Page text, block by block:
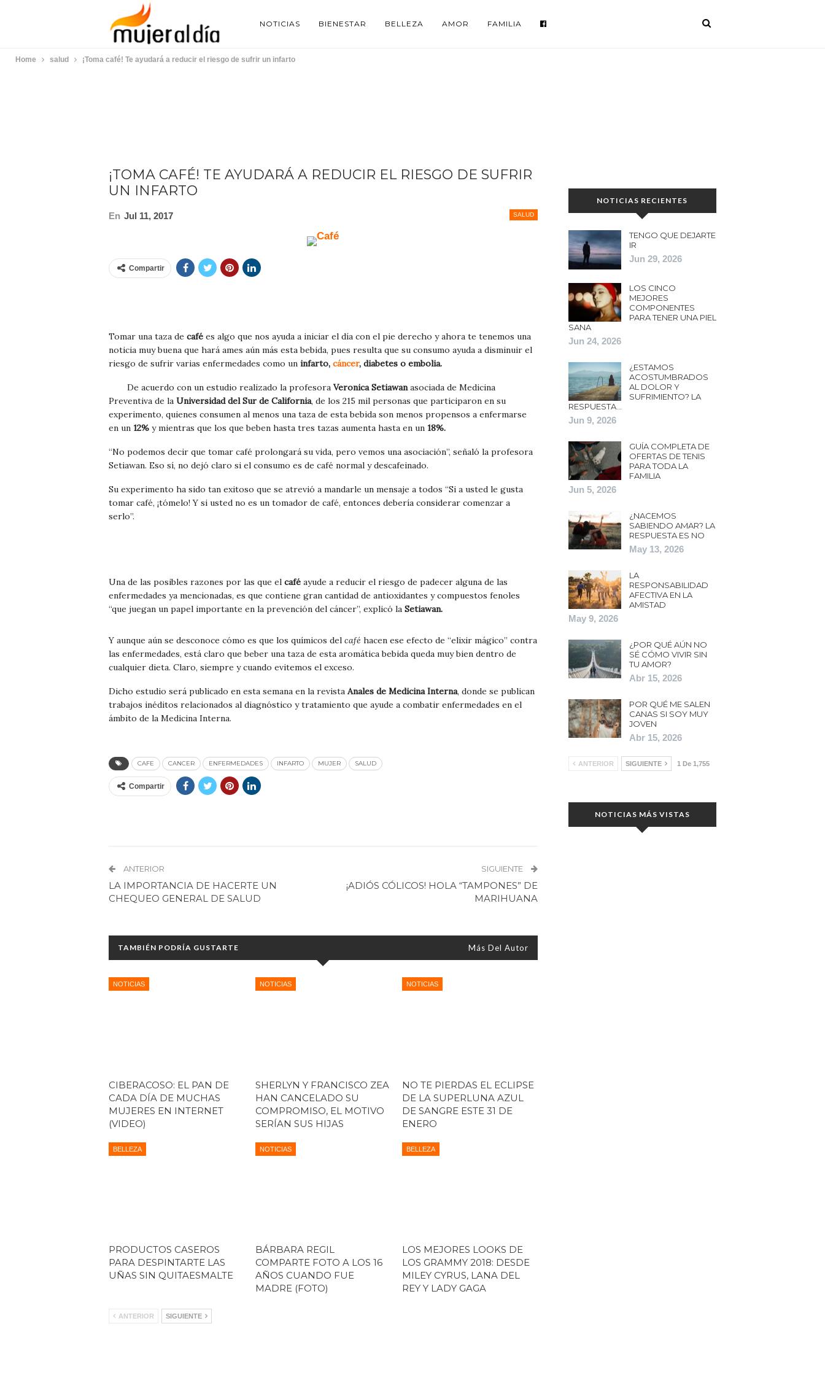
NOTICIAS BIENESTAR BELLEZA AMOR FAMILIA
Home salud ¡Toma café! Te ayudará a reducir el riesgo de sufrir un infarto
¡TOMA CAFÉ! TE AYUDARÁ A REDUCIR EL RIESGO DE SUFRIR
UN INFARTO
SALUD
En Jul 11, 2017
Compartir
Tomar una taza de café es algo que nos ayuda a iniciar el día con el pie derecho y ahora te tenemos una
noticia muy buena que hará ames aún más esta bebida, pues resulta que su consumo ayuda a disminuir el
riesgo de sufrir varias enfermedades como un infarto, cáncer, diabetes o embolia.
De acuerdo con un estudio realizado la profesora Veronica Setiawanasociada de Medicina
Preventiva de la Universidad del Sur de California, de los 215 mil personas que participaron en su
experimento, quienes consumen al menos una taza de esta bebida son menos propensos a enfermarse
en un 12% y mientras que los que beben hasta tres tazas aumenta hasta en un 18%.
“No podemos decir que tomar café prolongará su vida, pero vemos una asociación”, señaló la profesora
Setiawan. Eso sí, no dejó claro si el consumo es de café normal y descafeinado.
Su experimento ha sido tan exitoso que se atrevió a mandarle un mensaje a todos “Si a usted le gusta
tomar café, ¡tómelo! Y si usted no es un tomador de café, entonces debería considerar comenzar a
serlo”.
Una de las posibles razones por las que el café ayude a reducir el riesgo de padecer alguna de las
enfermedades ya mencionadas, es que contiene gran cantidad de antioxidantes y compuestos fenoles
“que juegan un papel importante en la prevención del cáncer”, explicó la Setiawan.
Y aunque aún se desconoce cómo es que los químicos del café hacen ese efecto de “elixir mágico” contra
las enfermedades, está claro que beber una taza de esta aromática bebida queda muy bien dentro de
cualquier dieta. Claro, siempre y cuando evitemos el exceso.
Dicho estudio será publicado en esta semana en la revista Anales de Medicina Interna, donde se publican
trabajos inéditos relacionados al diagnóstico y tratamiento que ayude a combatir enfermedades en el
ámbito de la Medicina Interna.
CAFE CANCER ENFERMEDADES INFARTO MUJER SALUD
Compartir
ANTERIOR
LA IMPORTANCIA DE HACERTE UN
CHEQUEO GENERAL DE SALUD
SIGUIENTE
¡ADIÓS CÓLICOS! HOLA “TAMPONES” DE
MARIHUANA
TAMBIÉN PODRÍA GUSTARTE Más Del Autor
NOTICIAS
CIBERACOSO: EL PAN DE
CADA DÍA DE MUCHAS
MUJERES EN INTERNET
(VIDEO)
NOTICIAS
SHERLYN Y FRANCISCO ZEA
HAN CANCELADO SU
COMPROMISO, EL MOTIVO
SERÍAN SUS HIJAS
NOTICIAS
NO TE PIERDAS EL ECLIPSE
DE LA SUPERLUNA AZUL
DE SANGRE ESTE 31 DE
ENERO
BELLEZA
PRODUCTOS CASEROS
PARA DESPINTARTE LAS
UÑAS SIN QUITAESMALTE
NOTICIAS
BÁRBARA REGIL
COMPARTE FOTO A LOS 16
AÑOS CUANDO FUE
MADRE (FOTO)
BELLEZA
LOS MEJORES LOOKS DE
LOS GRAMMY 2018: DESDE
MILEY CYRUS, LANA DEL
REY Y LADY GAGA
ANTERIOR SIGUIENTE
NOTICIAS RECIENTES
TENGO QUE DEJARTE
IR
Jun 29, 2026
LOS CINCO
MEJORES
COMPONENTES
PARA TENER UNA PIEL
SANA
Jun 24, 2026
¿ESTAMOS
ACOSTUMBRADOS
AL DOLOR Y
SUFRIMIENTO? LA
RESPUESTA…
Jun 9, 2026
GUÍA COMPLETA DE
OFERTAS DE TENIS
PARA TODA LA
FAMILIA
Jun 5, 2026
¿NACEMOS
SABIENDO AMAR? LA
RESPUESTA ES NO
May 13, 2026
LA
RESPONSABILIDAD
AFECTIVA EN LA
AMISTAD
May 9, 2026
¿POR QUÉ AÚN NO
SÉ CÓMO VIVIR SIN
TU AMOR?
Abr 15, 2026
POR QUÉ ME SALEN
CANAS SI SOY MUY
JOVEN
Abr 15, 2026
ANTERIOR SIGUIENTE 1 De 1,755
NOTICIAS MÁS VISTAS